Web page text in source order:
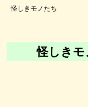
怪しきモノたち
怪しきモ